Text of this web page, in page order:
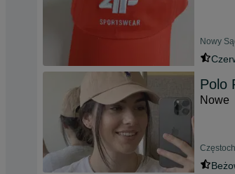
Nowy
Polo
Nowe